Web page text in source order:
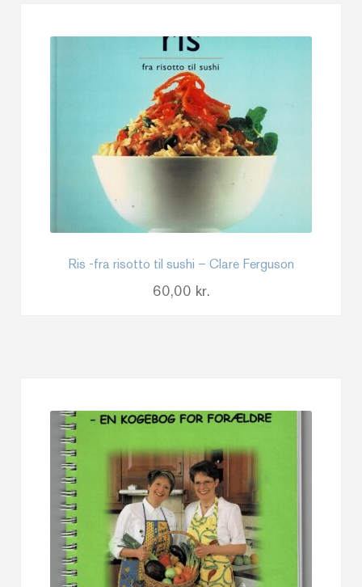
Ris -fra risotto til sushi – Clare Ferguson
60,00 kr.